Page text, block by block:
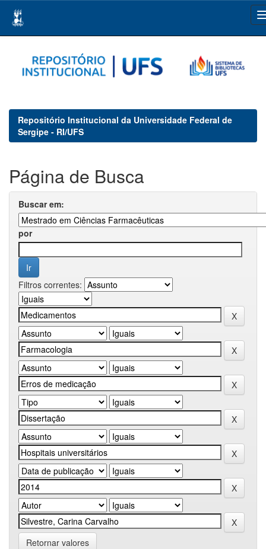
navigation
Repositório Institucional da Universidade Federal de
Sergipe - RI/UFS
Página de Busca
Buscar em:
por
Filtros correntes:
Retornar valores